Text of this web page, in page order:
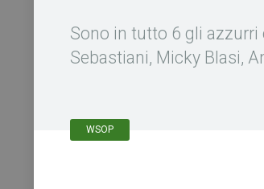
Sono in tutto 6 gli azzurri
Sebastiani, Micky Blasi,
WSOP